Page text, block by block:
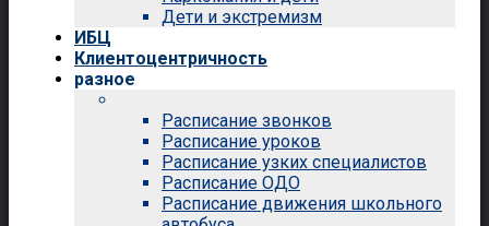
Дети и экстремизм
ИБЦ
Клиентоцентричность
разное
Расписание звонков
Расписание уроков
Расписание узких специалистов
Расписание ОДО
Расписание движения школьного